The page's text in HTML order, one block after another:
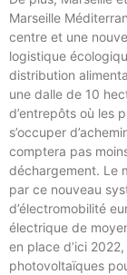
Marseille
centre et une
logistique
distribution
une dalle de 10
d’entrepôts où les
s’occuper
comptera pas
déchargement. Le
par ce nouveau
d’électromobilité
électrique de
en place d’ici
photovoltaïques